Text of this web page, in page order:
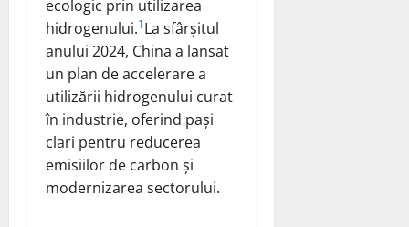
ecologic prin utilizarea
hidrogenului.1La sfârșitul
anului 2024, China a lansat
un plan de accelerare a
utilizării hidrogenului curat
în industrie, oferind pași
clari pentru reducerea
emisiilor de carbon și
modernizarea sectorului.